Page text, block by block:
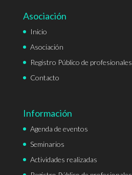
Asociación
Inicio
Asociación
Registro Público de profesionales
Contacto
Información
Agenda de eventos
Seminarios
Actividades realizadas